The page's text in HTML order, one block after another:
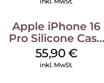
Apple iPhone 16
Pro Silicone Case
MagSafe Stone
Gray
55,90 €
inkl. MwSt.